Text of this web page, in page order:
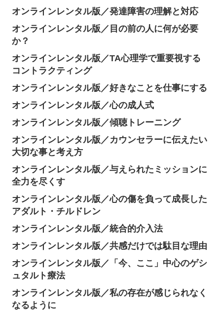
オンラインレンタル版／発達障害の理解と対応
オンラインレンタル版／目の前の人に何が必要
か？
オンラインレンタル版／TA心理学で重要視する
コントラクティング
オンラインレンタル版／好きなことを仕事にする
オンラインレンタル版／心の成人式
オンラインレンタル版／傾聴トレーニング
オンラインレンタル版／カウンセラーに伝えたい
大切な事と考え方
オンラインレンタル版／与えられたミッションに
全力を尽くす
オンラインレンタル版／心の傷を負って成長した
アダルト・チルドレン
オンラインレンタル版／統合的介入法
オンラインレンタル版／共感だけでは駄目な理由
オンラインレンタル版／「今、ここ」中心のゲシ
ュタルト療法
オンラインレンタル版／私の存在が感じられなく
なるように